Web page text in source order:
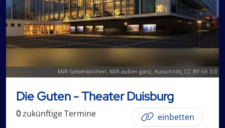
MiR Gelsenkirchen, MiR außen ganz, Ausschnitt, CC BY-SA 3.0
Die Guten - Theater Duisburg
0zukünftigeTermine einbetten